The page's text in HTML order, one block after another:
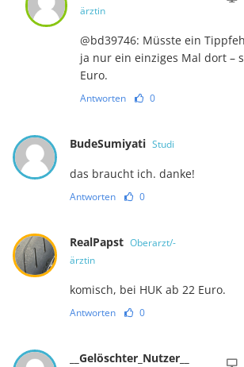
ärztin
@bd39746: Müsste ein
ja nur ein einziges Mal dort –
Euro.
Antworten 0
BudeSumiyati Studi
das braucht ich. danke!
Antworten 0
RealPapst Oberarzt/-
ärztin
komisch, bei HUK ab 22 Euro.
Antworten 0
__Gelöschter_Nutzer__